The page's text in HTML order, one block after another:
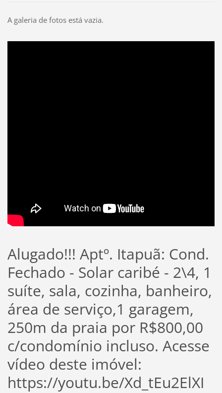
A galeria de fotos está vazia.
Alugado!!! Aptº. Itapuã: Cond.
Fechado - Solar caribé - 2\4, 1
suíte, sala, cozinha, banheiro,
área de serviço,1 garagem,
250m da praia por R$800,00
c/condomínio incluso. Acesse
vídeo deste imóvel:
https://youtu.be/Xd_tEu2ElXI